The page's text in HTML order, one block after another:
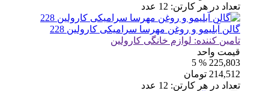
تعداد در هر کارتن: 12 عدد
گالن آبلیمو و روغن مهرسا سرامیکی کارولین 228
تامین کننده: لوازم خانگی کارولین
قیمت واحد
225,803
% 5
214,512 تومان
تعداد در هر کارتن: 12 عدد